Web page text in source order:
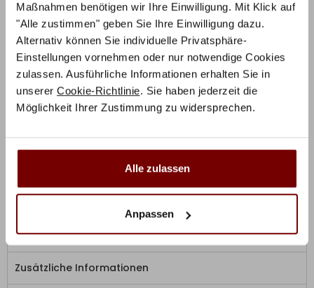
Maßnahmen benötigen wir Ihre Einwilligung. Mit Klick auf
"Alle zustimmen" geben Sie Ihre Einwilligung dazu.
Alternativ können Sie individuelle Privatsphäre-
Einstellungen vornehmen oder nur notwendige Cookies
zulassen. Ausführliche Informationen erhalten Sie in
unserer Cookie-Richtlinie. Sie haben jederzeit die
Möglichkeit Ihrer Zustimmung zu widersprechen.
Alle zulassen
Anpassen
Produktbeschreibung
Traumhaftes Design für schöne Nächte! Dieses
Trendbett ist eine tolle Verbindung aus Natürlichkeit
große und kleine Traumreiche!
Das Produktfoto zeigt die Hasena Konfiguration:
Wood-Line – Premium 23 Bettrahmen in 09-Buche
Zusätzliche Informationen